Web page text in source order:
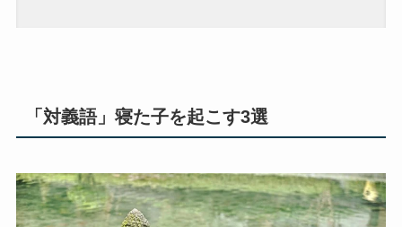
「対義語」寝た子を起こす3選